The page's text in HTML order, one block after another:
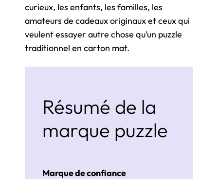
curieux, les enfants, les familles, les
amateurs de cadeaux originaux et ceux qui
veulent essayer autre chose qu’un puzzle
traditionnel en carton mat.
Résumé de la
marque puzzle
Marque de confiance